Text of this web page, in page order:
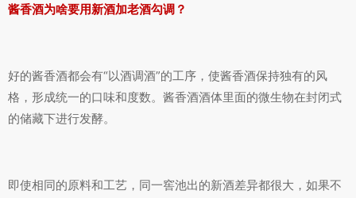
酱香酒为啥要用新酒加老酒勾调？
好的酱香酒都会有“以酒调酒”的工序，使酱香酒保持独有的风
格，形成统一的口味和度数。酱香酒酒体里面的微生物在封闭式
的储藏下进行发酵。
即使相同的原料和工艺，同一窖池出的新酒差异都很大，如果不